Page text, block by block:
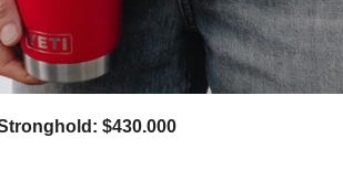
$430.000